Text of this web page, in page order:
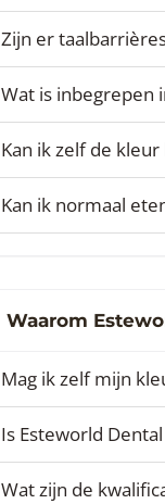
Zijn er
Wat is inbegrepen
Kan ik zelf de
Kan ik normaal
Waarom
Mag ik zelf mijn
Is Esteworld
Wat zijn de